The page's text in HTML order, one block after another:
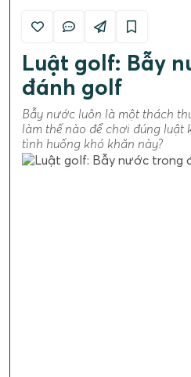
Luật golf: Bẫy
đánh golf
Bẫy nước luôn là một thách
làm thế nào để chơi đúng
tình huống khó khăn này?